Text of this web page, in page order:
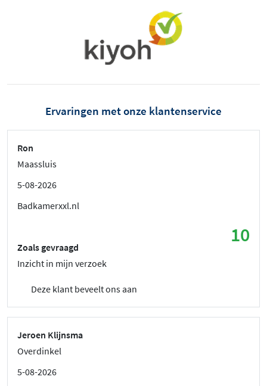
Ervaringen met onze klantenservice
Ron
Maassluis
5-08-2026
Badkamerxxl.nl
10
Zoals gevraagd
Inzicht in mijn verzoek
Deze klant beveelt ons aan
Jeroen Klijnsma
Overdinkel
5-08-2026